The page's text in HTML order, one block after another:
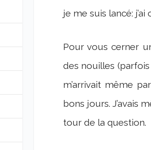
je me suis lancé: j’ai
Pour vous cerner
des nouilles
m’arrivait même
bons jours. J’avais
tour de la question.